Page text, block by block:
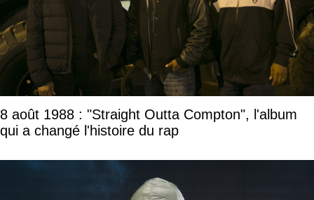
8 août 1988 : "Straight Outta Compton", l'album
qui a changé l'histoire du rap